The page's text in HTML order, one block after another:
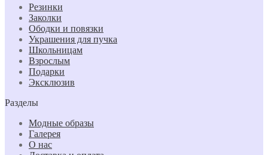
Резинки
Заколки
Ободки и повязки
Украшения для пучка
Школьницам
Взрослым
Подарки
Эксклюзив
Разделы
Модные образы
Галерея
О нас